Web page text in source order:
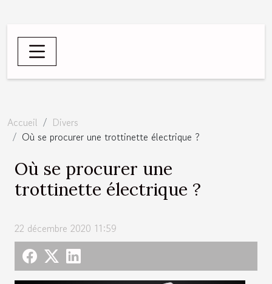
Accueil
Divers
Où se procurer une trottinette électrique ?
Où se procurer une
trottinette électrique ?
22 décembre 2020 11:59